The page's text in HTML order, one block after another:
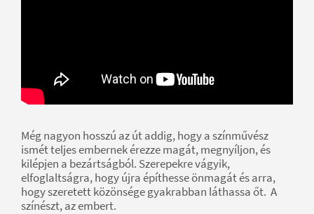
Még nagyon hosszú az út addig, hogy a színművész
ismét teljes embernek érezze magát, megnyíljon, és
kilépjen a bezártságból. Szerepekre vágyik,
elfoglaltságra, hogy újra építhesse önmagát és arra,
hogy szeretett közönsége gyakrabban láthassa őt. A
színészt, az embert.